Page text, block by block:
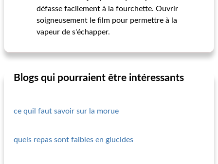
défasse facilement à la fourchette. Ouvrir
soigneusement le film pour permettre à la
vapeur de s'échapper.
Blogs qui pourraient être intéressants
ce quil faut savoir sur la morue
quels repas sont faibles en glucides